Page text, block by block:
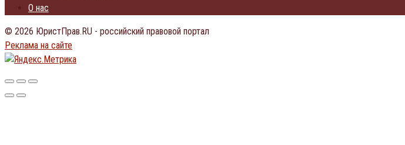
О нас
© 2026 ЮристПрав.RU - российский правовой портал
Реклама на сайте